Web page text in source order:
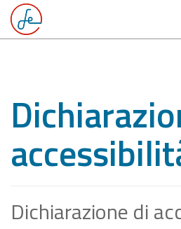
Dichiarazione di